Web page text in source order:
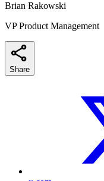
Brian Rakowski
VP Product Management
Share